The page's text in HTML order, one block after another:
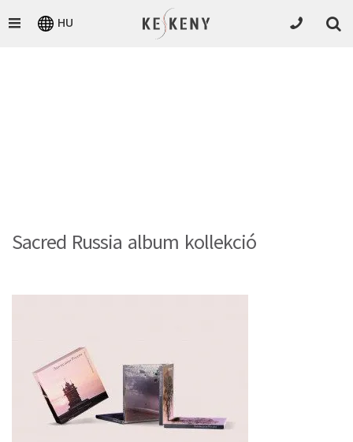
HU
Sacred Russia album kollekció